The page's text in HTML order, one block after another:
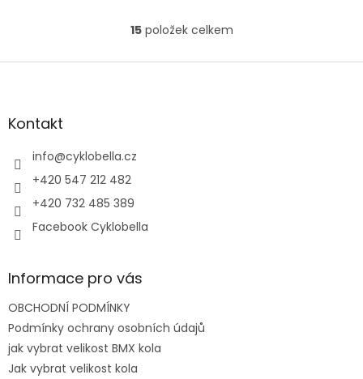
O
l
15položek celkem
Z
aKontakt
info@cyklobella.cz
+420 547 212 482
+420 732 485 389
Facebook Cyklobella
Informace pro vás
OBCHODNÍ PODMÍNKY
Podmínky ochrany osobních údajů
jak vybrat velikost BMX kola
Jak vybrat velikost kola